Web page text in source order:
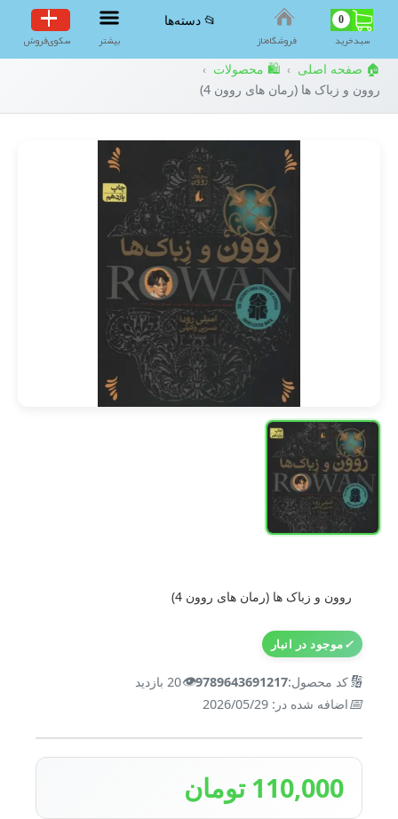
0
سبد‌خرید فروشگاه‌ناز
📂 دسته‌ها
بیشتر سکوی‌فروش
🏠 صفحه اصلی › 🛍️ محصولات ›
روون و زباک ها (رمان های روون 4)
روون و زباک ها (رمان های روون 4)
✓موجود در انبار
🔢کد محصول:9789643691217
👁️20 بازدید
📅اضافه شده در: 2026/05/29
110,000 تومان